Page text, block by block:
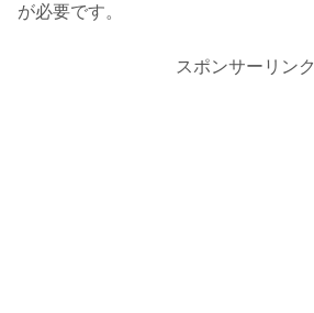
が必要です。
スポンサーリンク